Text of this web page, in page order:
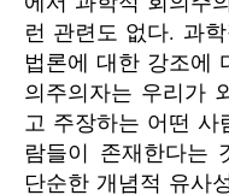
런 관련도 없다. 과
법론에 대한 강조에
의주의자는 우리가
고 주장하는 어떤
람들이 존재한다는
단순한 개념적 유사